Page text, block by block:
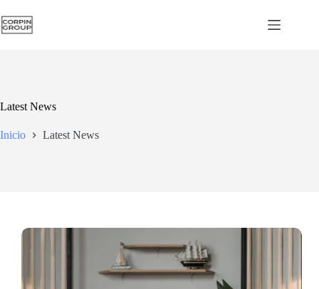
Latest News
Inicio Latest News